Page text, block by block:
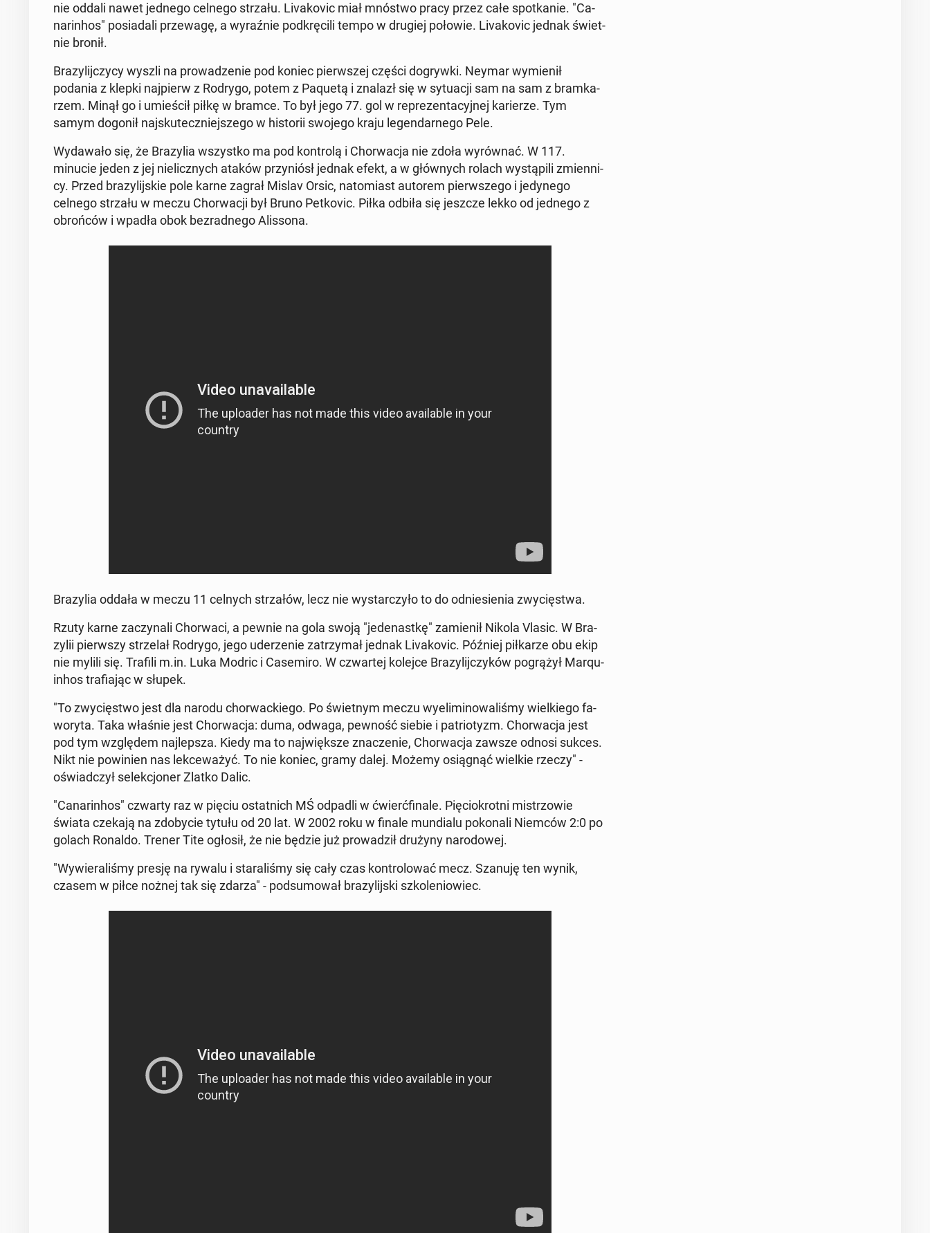
nie oddali nawet jednego celnego strzału. Li­va­ko­vic miał mnóstwo pracy przez całe spo­tka­nie. "Ca­
na­rin­hos" po­sia­da­li prze­wa­gę, a wy­raź­nie pod­krę­ci­li tempo w drugiej połowie. Li­va­ko­vic jednak świet­
nie bronił.
Bra­zy­lij­czy­cy wyszli na pro­wa­dze­nie pod koniec pierw­szej części do­gryw­ki. Neymar wy­mie­nił
podania z klepki naj­pierw z Rodrygo, potem z Paquetą i znalazł się w sy­tu­acji sam na sam z bram­ka­
rzem. Minął go i umie­ścił piłkę w bramce. To był jego 77. gol w re­pre­zen­ta­cyj­nej ka­rie­rze. Tym
samym dogonił naj­sku­tecz­niej­sze­go w hi­sto­rii swojego kraju le­gen­dar­ne­go Pele.
Wy­da­wa­ło się, że Bra­zy­lia wszyst­ko ma pod kon­tro­lą i Chor­wa­cja nie zdoła wy­rów­nać. W 117.
minucie jeden z jej nie­licz­nych ataków przy­niósł jednak efekt, a w głów­nych rolach wy­stą­pi­li zmien­ni­
cy. Przed bra­zy­lij­skie pole karne zagrał Mislav Orsic, na­to­miast autorem pierw­sze­go i je­dy­ne­go
celnego strzału w meczu Chor­wa­cji był Bruno Pet­ko­vic. Piłka odbiła się jeszcze lekko od jednego z
obroń­ców i wpadła obok bez­rad­ne­go Alis­so­na.
Bra­zy­lia oddała w meczu 11 celnych strza­łów, lecz nie wy­star­czy­ło to do od­nie­sie­nia zwy­cię­stwa.
Rzuty karne za­czy­na­li Chor­wa­ci, a pewnie na gola swoją "je­de­nast­kę" za­mie­nił Nikola Vlasic. W Bra­
zy­lii pierw­szy strze­lał Rodrygo, jego ude­rze­nie za­trzy­mał jednak Li­va­ko­vic. Później pił­ka­rze obu ekip
nie mylili się. Trafili m.in. Luka Modric i Ca­se­mi­ro. W czwar­tej kolejce Bra­zy­lij­czy­ków po­grą­żył Ma­rqu­
in­hos tra­fia­jąc w słupek.
"To zwy­cię­stwo jest dla narodu chor­wac­kie­go. Po świet­nym meczu wy­eli­mi­no­wa­li­śmy wiel­kie­go fa­
wo­ry­ta. Taka właśnie jest Chor­wa­cja: duma, odwaga, pewność siebie i pa­trio­tyzm. Chor­wa­cja jest
pod tym wzglę­dem naj­lep­sza. Kiedy ma to naj­więk­sze zna­cze­nie, Chor­wa­cja zawsze odnosi sukces.
Nikt nie po­wi­nien nas lek­ce­wa­żyć. To nie koniec, gramy dalej. Możemy osią­gnąć wielkie rzeczy" -
oświad­czył se­lek­cjo­ner Zlatko Dalic.
"Ca­na­rin­hos" czwarty raz w pięciu ostat­nich MŚ odpadli w ćwierć­fi­na­le. Pię­cio­krot­ni mi­strzo­wie
świata czekają na zdo­by­cie tytułu od 20 lat. W 2002 roku w finale mun­dia­lu po­ko­na­li Niemców 2:0 po
golach Ronaldo. Trener Tite ogłosił, że nie będzie już pro­wa­dził drużyny na­ro­do­wej.
"Wy­wie­ra­li­śmy presję na rywalu i sta­ra­li­śmy się cały czas kon­tro­lo­wać mecz. Szanuję ten wynik,
czasem w piłce nożnej tak się zdarza" - pod­su­mo­wał bra­zy­lij­ski szko­le­nio­wiec.